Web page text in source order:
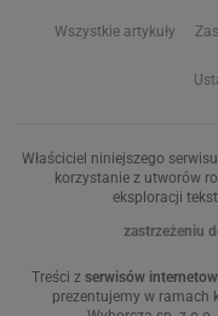
Wszystkie artykuły
Właściciel niniejszego
korzystanie z utworów
eksploracji
zastrzeżeniu
Treści z serwisów
prezentujemy w ramach